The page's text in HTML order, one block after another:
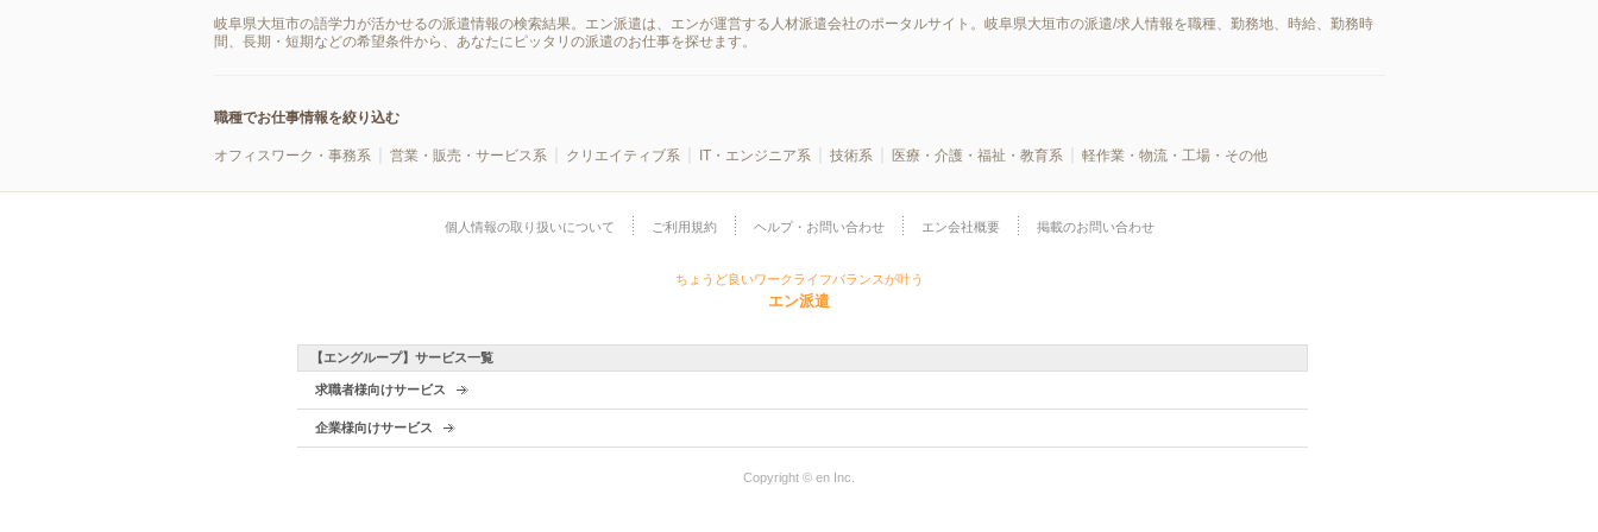
岐阜県大垣市の語学力が活かせるの派遣情報の検索結果。エン派遣は、エンが運営する人材派遣会社のポータルサイト。岐阜県大垣市の派遣/求人情報を職種、勤務地、時給、勤務時
間、長期・短期などの希望条件から、あなたにピッタリの派遣のお仕事を探せます。
職種でお仕事情報を絞り込む
オフィスワーク・事務系 営業・販売・サービス系 クリエイティブ系 IT・エンジニア系 技術系 医療・介護・福祉・教育系 軽作業・物流・工場・その他
個人情報の取り扱いについて ご利用規約 ヘルプ・お問い合わせ エン会社概要 掲載のお問い合わせ
ちょうど良いワークライフバランスが叶う
エン派遣
【エングループ】サービス一覧
求職者様向けサービス
企業様向けサービス
Copyright © en Inc.